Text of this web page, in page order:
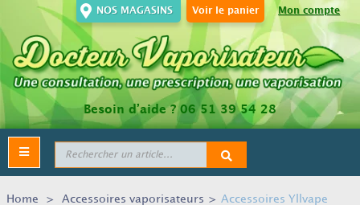
Mon compte
Voir le panier
NOS MAGASINS
Besoin d’aide ?06 51 39 54 28
Toggle
navigation
Home > Accessoires vaporisateurs > Accessoires Yllvape